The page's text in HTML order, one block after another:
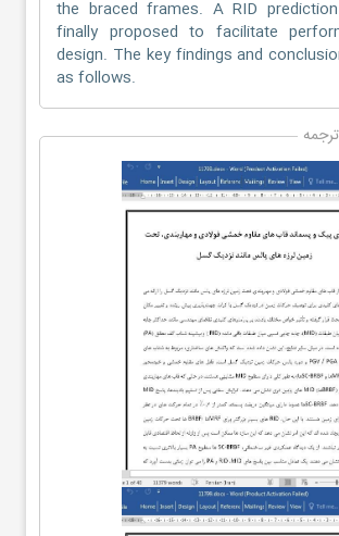
the braced frames. A RID
finally proposed to facilitate
design. The key findings and
as follows.